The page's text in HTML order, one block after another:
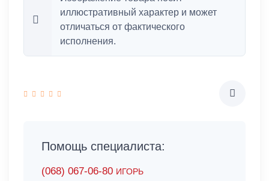
иллюстративный характер и может
отличаться от фактического
исполнения.
Помощь специалиста:
(068) 067-06-80 ИГОРЬ